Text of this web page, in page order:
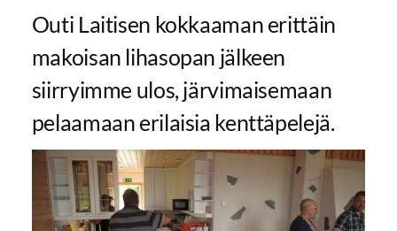
Outi Laitisen kokkaaman erittäin
makoisan lihasopan jälkeen
siirryimme ulos, järvimaisemaan
pelaamaan erilaisia kenttäpelejä.